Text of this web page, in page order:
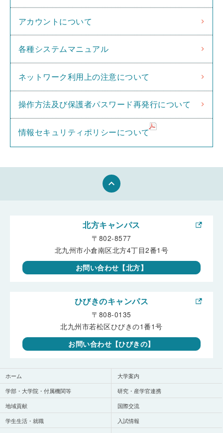
アカウントについて
各種システムマニュアル
ネットワーク利用上の注意について
操作方法及び保護者パスワード再発行について
情報セキュリティポリシーについて
keyboard_arrow_up
ホーム
大学案内
学部・大学院・付属機関等
研究・産学官連携
地域貢献
国際交流
学生生活・就職
入試情報
北方キャンパス
〒802-8577
北九州市小倉南区北方4丁目2番1号
お問い合わせ【北方】
ひびきのキャンパス
〒808-0135
北九州市若松区ひびきの1番1号
お問い合わせ【ひびきの】